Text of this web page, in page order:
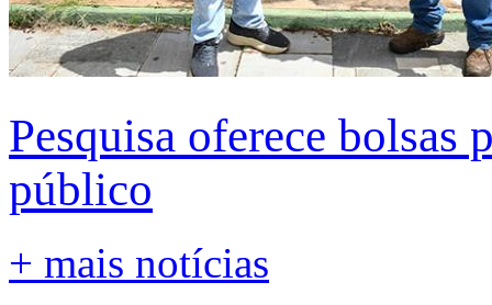
Pesquisa oferece bolsas
público
+ mais notícias